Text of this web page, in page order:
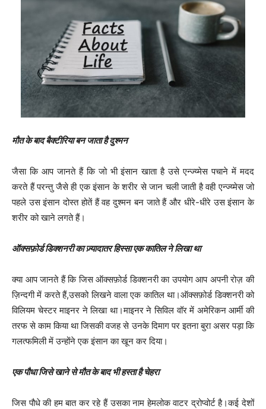
मौत के बाद बैक्टीरिया बन जाता है दुश्मन
जैसा कि आप जानते हैं कि जो भी इंसान खाता है उसे एन्ज्य्मेस पचाने में मदद
करते हैं परन्तु जैसे ही एक इंसान के शरीर से जान चली जाती है वही एन्ज्य्मेस जो
पहले उस इंसान दोस्त होतें हैं वह दुश्मन बन जाते हैं और धीरे-धीरे उस इंसान के
शरीर को खाने लगते हैं।
ऑक्सफ़ोर्ड डिक्शनरी का ज़्यादातर हिस्सा एक कातिल ने लिखा था
क्या आप जानते हैं कि जिस ऑक्सफ़ोर्ड डिक्शनरी का उपयोग आप अपनी रोज़ की
ज़िन्दगी में करते हैं,उसको लिखने वाला एक कातिल था।ऑक्सफ़ोर्ड डिक्शनरी को
विलियम चेस्टर माइनर ने लिखा था।माइनर ने सिविल वॉर में अमेरिकन आर्मी की
तरफ से काम किया था जिसकी वजह से उनके दिमाग पर इतना बुरा असर पड़ा कि
गलत्फमिली में उन्होंने एक इंसान का खून कर दिया।
एक पौधा जिसे खाने से मौत के बाद भी हस्ता है चेहरा
जिस पौधे की हम बात कर रहे हैं उसका नाम हेमलोक वाटर द्रोप्वोर्ट है।कई देशों